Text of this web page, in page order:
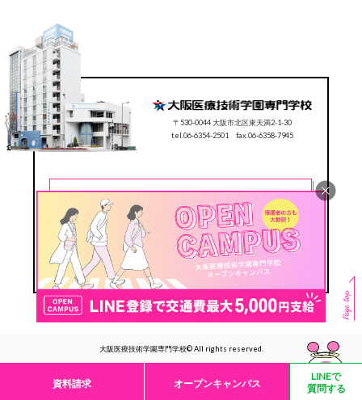
〒530-0044 大阪市北区東天満2-1-30
tel.06-6354-2501 fax.06-6358-7945
CONTACT
0120-78-2501
Follow us #ocmt
大阪医療技術学園専門学校© All rights reserved.
資料請求 オープンキャンパス
LINEで
質問する